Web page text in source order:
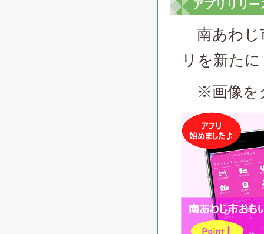
アプリリリ
南あわじ
リを新た
※画像を